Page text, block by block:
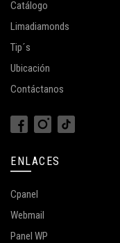
Catálogo
Limadiamonds
Tip´s
Ubicación
Contáctanos
ENLACES
Cpanel
Webmail
Panel WP